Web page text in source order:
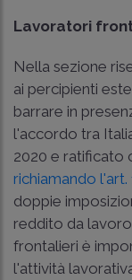
Lavoratori
Nella sezione
ai percipienti
barrare in
l'accordo tra
2020 e ratificato
richiamando l'art.
doppie
reddito da
frontalieri è
l'attività